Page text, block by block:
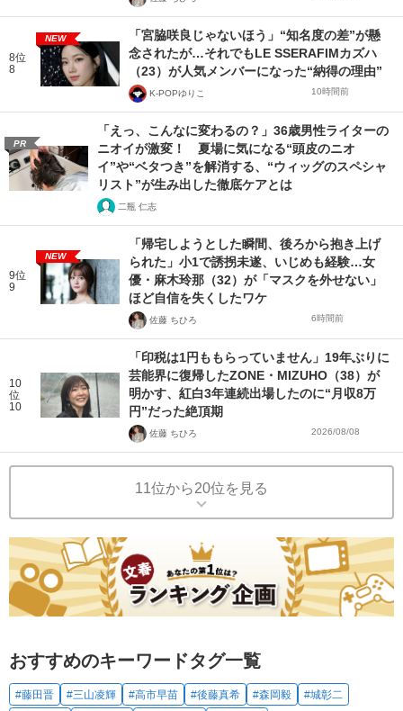
8位
8
NEW
「宮脇咲良じゃないほう」“知名度の差”が懸
念されたが…それでもLE SSERAFIMカズハ
（23）が人気メンバーになった“納得の理由”
K-POPゆりこ 10時間前
PR
「えっ、こんなに変わるの？」36歳男性ライターの
ニオイが激変！ 夏場に気になる“頭皮のニオ
イ”や“ベタつき”を解消する、“ウィッグのスペシャ
リスト”が生み出した徹底ケアとは
二瓶 仁志
9位
9
NEW
「帰宅しようとした瞬間、後ろから抱き上げ
られた」小1で誘拐未遂、いじめも経験…女
優・麻木玲那（32）が「マスクを外せない」
ほど自信を失くしたワケ
佐藤 ちひろ 6時間前
10
位
10
「印税は1円ももらっていません」19年ぶりに
芸能界に復帰したZONE・MIZUHO（38）が
明かす、紅白3年連続出場したのに“月収8万
円”だった絶頂期
佐藤 ちひろ 2026/08/08
11位から20位を見る
おすすめのキーワードタグ一覧
#藤田晋 #三山凌輝 #高市早苗 #後藤真希 #森岡毅
#城彰二